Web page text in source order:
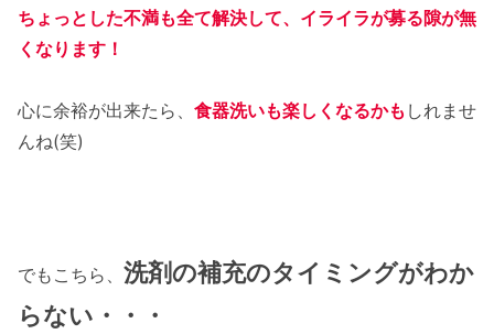
ちょっとした不満も全て解決して、イライラが募る隙が無
くなります！
心に余裕が出来たら、 食器洗いも楽しくなるかも しれませ
んね(笑)
でもこちら、 洗剤の補充のタイミングがわか
らない・・・